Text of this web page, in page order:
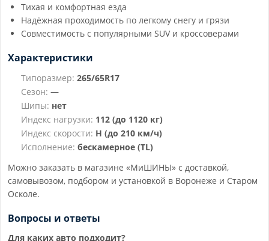
Тихая и комфортная езда
Надёжная проходимость по легкому снегу и грязи
Совместимость с популярными SUV и кроссоверами
Характеристики
Типоразмер: 265/65R17
Сезон: —
Шипы: нет
Индекс нагрузки: 112 (до 1120 кг)
Индекс скорости: H (до 210 км/ч)
Исполнение: бескамерное (TL)
Можно заказать в магазине «МиШИНЫ» с доставкой,
самовывозом, подбором и установкой в Воронеже и Старом
Осколе.
Вопросы и ответы
Для каких авто подходит?